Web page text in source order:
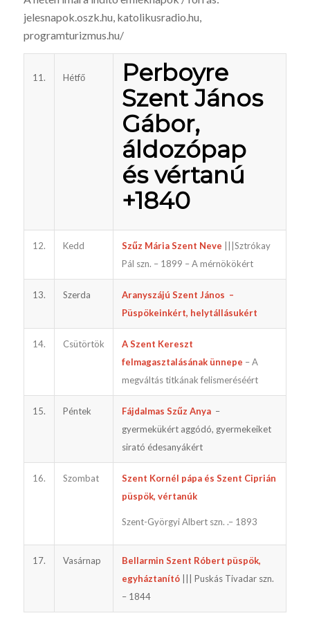
jelesnapok.oszk.hu, katoli­kusradio.hu,
programturizmus.hu/
11. Hétfő
Perboyre
Szent János
Gábor,
áldozópap
és vértanú
+1840
12. Kedd Szűz Mária Szent Neve |||Sztrókay
Pál szn. – 1899 – A mérnökökért
13. Szerda
Aranyszájú Szent János –
Püspökeinkért, helytállásukért
14. Csütörtök
A Szent Kereszt
felmagasztalásának ünnepe – A
megváltás titkának felismeréséért
15. Péntek Fájdalmas Szűz Anya–
gyermekükért aggódó, gyermekeiket
sirató édesanyákért
16. Szombat
Szent Kornél pápa és Szent Ciprián
püspök, vértanúk
Szent-Györgyi Albert szn. .– 1893
17. Vasárnap
Bellarmin Szent Róbert püspök,
egyháztanító
||| Puskás Tivadar szn.
– 1844